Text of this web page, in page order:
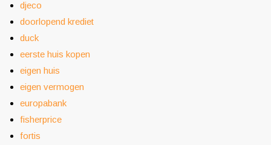
djeco
doorlopend krediet
duck
eerste huis kopen
eigen huis
eigen vermogen
europabank
fisherprice
fortis